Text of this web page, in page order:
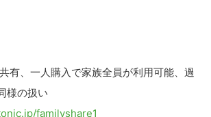
有、一人購入で家族全員が利用可能、過
様の扱い
familyshare1